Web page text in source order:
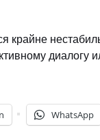
крайне
WhatsApp